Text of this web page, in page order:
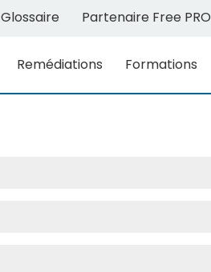
Glossaire Partenaire Free PRO
Remédiations Formations